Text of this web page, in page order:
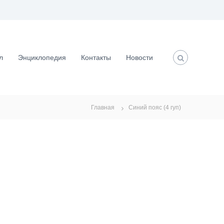
Энциклопедия Контакты Новости
Главная Синий пояс (4 гуп)